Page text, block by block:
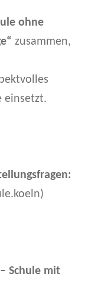
ohne
zusammen,
einsetzt.
Schule mit